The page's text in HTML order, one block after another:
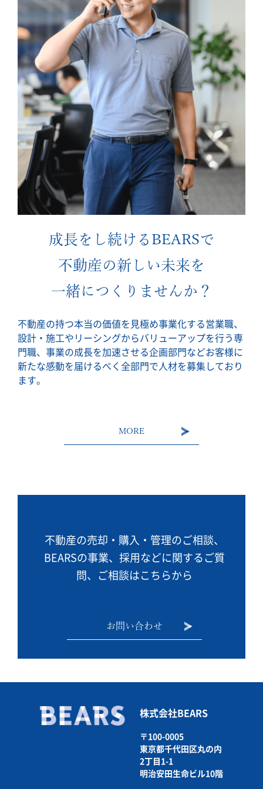
成長をし続けるBEARSで
不動産の新しい未来を
一緒につくりませんか？
不動産の持つ本当の価値を見極め事業化する営業職、
設計・施工やリーシングからバリューアップを行う専
門職、事業の成長を加速させる企画部門などお客様に
新たな感動を届けるべく全部門で人材を募集しており
ます。
MORE
不動産の売却・購入・管理のご相談、
BEARSの事業、 採用などに関するご質
問、ご相談はこちらから
お問い合わせ
株式会社BEARS
〒100-0005
東京都千代田区丸の内
2丁目1-1
明治安田生命ビル10階